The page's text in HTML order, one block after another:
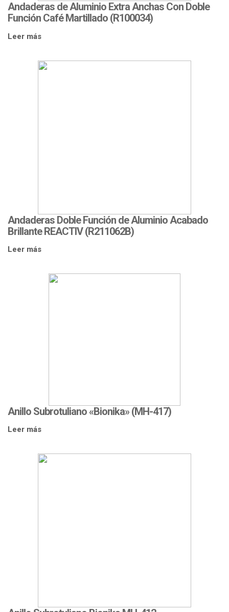
Andaderas de Aluminio Extra Anchas Con Doble
Función Café Martillado (R100034)
Leer más
Andaderas Doble Función de Aluminio Acabado
Brillante REACTIV (R211062B)
Leer más
Anillo Subrotuliano «Bionika» (MH-417)
Leer más